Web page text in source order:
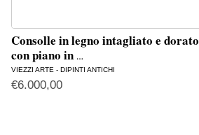
Consolle in legno intagliato e dorato
con piano in …
VIEZZI ARTE - DIPINTI ANTICHI
€6.000,00